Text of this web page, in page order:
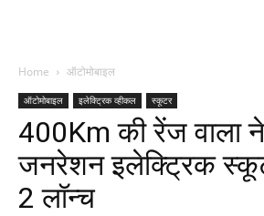
Home ऑटोमोबाइल
ऑटोमोबाइल इलेक्ट्रिक व्हीकल स्कूटर
400Km की रेंज वाला
जनरेशन इलेक्ट्रिक
2 लॉन्च